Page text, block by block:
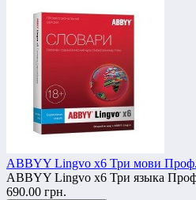
ABBYY Lingvo x6 Три мови Проф.
ABBYY Lingvo x6 Три языка
690.00 грн.